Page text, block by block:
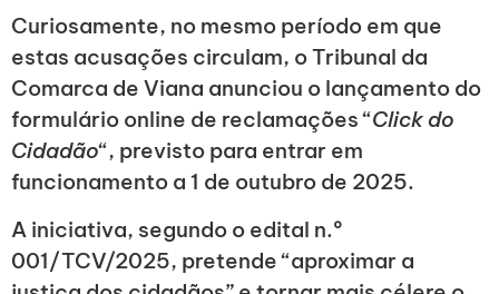
Curiosamente, no mesmo período em que
estas acusações circulam, o Tribunal da
Comarca de Viana anunciou o lançamento do
formulário online de reclamações “Click do
Cidadão“, previsto para entrar em
funcionamento a 1 de outubro de 2025.
A iniciativa, segundo o edital n.º
001/TCV/2025, pretende “aproximar a